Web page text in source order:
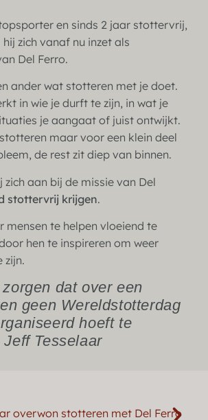
en sinds 2 jaar stottervrij,
zich vanaf nu inzet als
Del Ferro.
ander wat stotteren met je doet.
in wie je durft te zijn, in wat je
je aangaat of juist ontwijkt.
maar voor een klein deel
de rest zit diep van binnen.
aan bij de missie van Del
stottervrij krijgen.
mensen te helpen vloeiend te
hen te inspireren om weer
zijn.
dat over een
geen Wereldstotterdag
hoeft te
Tesselaar